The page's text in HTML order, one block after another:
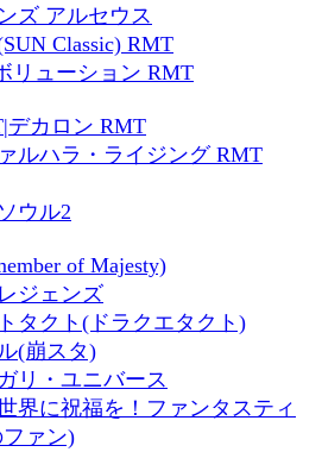
ズ アルセウス
Classic) RMT
リューション RMT
デカロン RMT
ルハラ・ライジング RMT
ウル2
of Majesty)
ジェンズ
タクト(ドラクエタクト)
(崩スタ)
リ・ユニバース
界に祝福を！ファンタスティ
ァン)